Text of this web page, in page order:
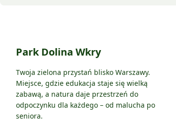
Park Dolina Wkry
Twoja zielona przystań blisko Warszawy.
Miejsce, gdzie edukacja staje się wielką
zabawą, a natura daje przestrzeń do
odpoczynku dla każdego – od malucha po
seniora.